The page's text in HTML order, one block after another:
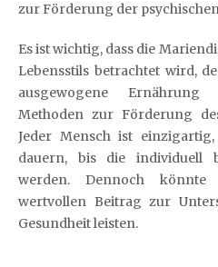
zur Förderung der
Es ist wichtig, dass die
Lebensstils betrachtet wird,
ausgewogene
Methoden zur Förderung
Jeder Mensch ist
dauern, bis die individuell
werden. Dennoch
wertvollen Beitrag zur
Gesundheit leisten.